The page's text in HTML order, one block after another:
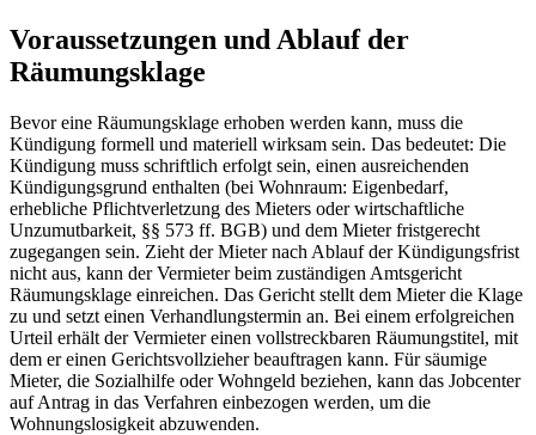
Voraussetzungen und Ablauf der
Räumungsklage
Bevor eine Räumungsklage erhoben werden kann, muss die
Kündigung formell und materiell wirksam sein. Das bedeutet: Die
Kündigung muss schriftlich erfolgt sein, einen ausreichenden
Kündigungsgrund enthalten (bei Wohnraum: Eigenbedarf,
erhebliche Pflichtverletzung des Mieters oder wirtschaftliche
Unzumutbarkeit, §§ 573 ff. BGB) und dem Mieter fristgerecht
zugegangen sein. Zieht der Mieter nach Ablauf der Kündigungsfrist
nicht aus, kann der Vermieter beim zuständigen Amtsgericht
Räumungsklage einreichen. Das Gericht stellt dem Mieter die Klage
zu und setzt einen Verhandlungstermin an. Bei einem erfolgreichen
Urteil erhält der Vermieter einen vollstreckbaren Räumungstitel, mit
dem er einen Gerichtsvollzieher beauftragen kann. Für säumige
Mieter, die Sozialhilfe oder Wohngeld beziehen, kann das Jobcenter
auf Antrag in das Verfahren einbezogen werden, um die
Wohnungslosigkeit abzuwenden.